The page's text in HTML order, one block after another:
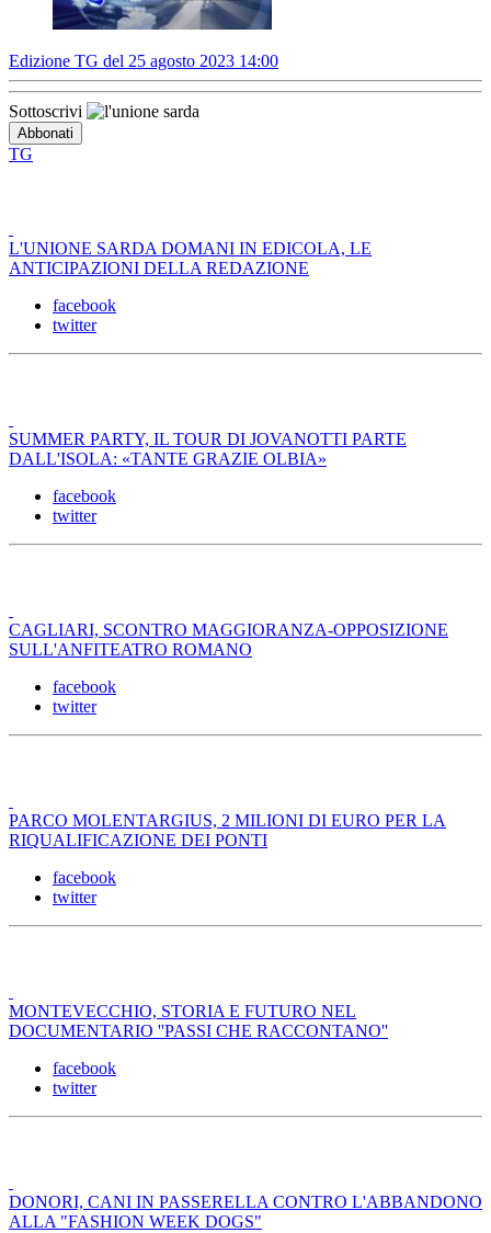
Edizione TG del 25 agosto 2023 14:00
Sottoscrivi
TG
L'UNIONE SARDA DOMANI IN EDICOLA, LE
ANTICIPAZIONI DELLA REDAZIONE
facebook
twitter
SUMMER PARTY, IL TOUR DI JOVANOTTI PARTE
DALL'ISOLA: «TANTE GRAZIE OLBIA»
facebook
twitter
CAGLIARI, SCONTRO MAGGIORANZA-OPPOSIZIONE
SULL'ANFITEATRO ROMANO
facebook
twitter
PARCO MOLENTARGIUS, 2 MILIONI DI EURO PER LA
RIQUALIFICAZIONE DEI PONTI
facebook
twitter
MONTEVECCHIO, STORIA E FUTURO NEL
DOCUMENTARIO ''PASSI CHE RACCONTANO''
facebook
twitter
DONORI, CANI IN PASSERELLA CONTRO L'ABBANDONO
ALLA "FASHION WEEK DOGS"